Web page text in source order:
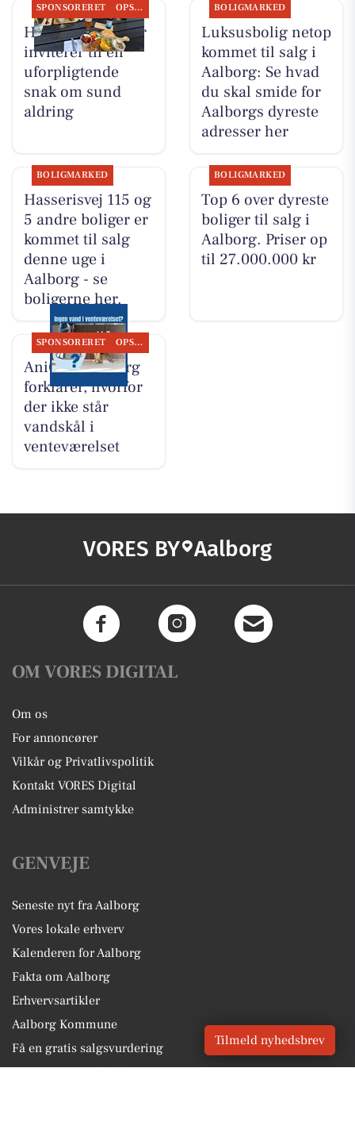
SPONSORERET OPSLAGSTAVLEN
Houen Life Power
inviterer til en
uforpligtende
snak om sund
aldring
BOLIGMARKED
Luksusbolig netop
kommet til salg i
Aalborg: Se hvad
du skal smide for
Aalborgs dyreste
adresser her
BOLIGMARKED
Hasserisvej 115 og
5 andre boliger er
kommet til salg
denne uge i
Aalborg - se
boligerne her.
BOLIGMARKED
Top 6 over dyreste
boliger til salg i
Aalborg. Priser op
til 27.000.000 kr
SPONSORERET OPSLAGSTAVLEN
AniCura Aalborg
forklarer, hvorfor
der ikke står
vandskål i
venteværelset
VORES BY Aalborg
OM VORES DIGITAL
Om os
For annoncører
Vilkår og Privatlivspolitik
Kontakt VORES Digital
Administrer samtykke
GENVEJE
Seneste nyt fra Aalborg
Vores lokale erhverv
Kalenderen for Aalborg
Fakta om Aalborg
Erhvervsartikler
Aalborg Kommune
Få en gratis salgsvurdering
Sponsoreret indhold
Tilmeld nyhedsbrev